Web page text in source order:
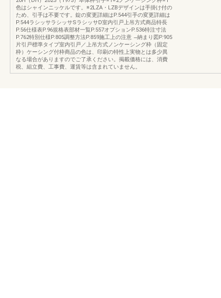
色はシャインニッケルです。※2LZA・LZBデザインは手掛け付の
ため、引手は不要です。錠の変更詳細はP.544引手の変更詳細は
P.544ラシッサラシッサSラシッサD室内引戸上吊方式商品特長
P.56仕様表P.96規格表部材一覧P.557オプションP.536特注寸法
P.762特別仕様P.805調整方法P.859施工上の注意 ̶納まり図P.905
片引戸標準タイプ室内引戸／上吊方式ノンケーシング枠（固定
枠）ケーシング付枠商品の色は、印刷の特性上実物とは多少異
なる場合がありますのでご了承ください。掲載価格には、消費
税、組立費、工事費、運賃等は含まれていません。